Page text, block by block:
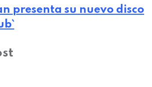
presenta su nuevo disco